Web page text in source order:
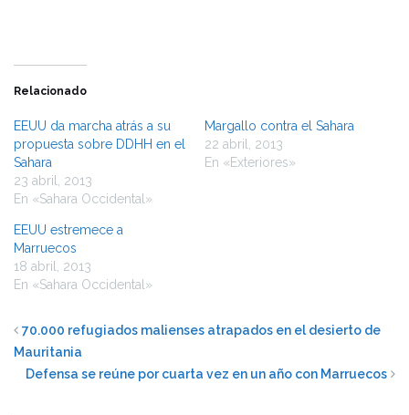
Relacionado
EEUU da marcha atrás a su
propuesta sobre DDHH en el
Sahara
23 abril, 2013
En «Sahara Occidental»
Margallo contra el Sahara
22 abril, 2013
En «Exteriores»
EEUU estremece a
Marruecos
18 abril, 2013
En «Sahara Occidental»
70.000 refugiados malienses atrapados en el desierto de
Mauritania
Defensa se reúne por cuarta vez en un año con Marruecos